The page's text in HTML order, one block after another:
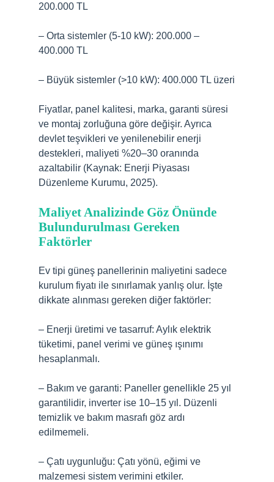
200.000 TL
– Orta sistemler (5-10 kW): 200.000 –
400.000 TL
– Büyük sistemler (>10 kW): 400.000 TL üzeri
Fiyatlar, panel kalitesi, marka, garanti süresi
ve montaj zorluğuna göre değişir. Ayrıca
devlet teşvikleri ve yenilenebilir enerji
destekleri, maliyeti %20–30 oranında
azaltabilir (Kaynak: Enerji Piyasası
Düzenleme Kurumu, 2025).
Maliyet Analizinde Göz Önünde
Bulundurulması Gereken
Faktörler
Ev tipi güneş panellerinin maliyetini sadece
kurulum fiyatı ile sınırlamak yanlış olur. İşte
dikkate alınması gereken diğer faktörler:
– Enerji üretimi ve tasarruf: Aylık elektrik
tüketimi, panel verimi ve güneş ışınımı
hesaplanmalı.
– Bakım ve garanti: Paneller genellikle 25 yıl
garantilidir, inverter ise 10–15 yıl. Düzenli
temizlik ve bakım masrafı göz ardı
edilmemeli.
– Çatı uygunluğu: Çatı yönü, eğimi ve
malzemesi sistem verimini etkiler.